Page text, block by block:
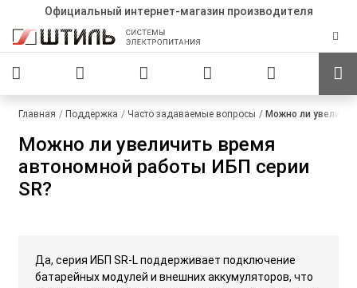
Официальный интернет-магазин производителя
Главная Поддержка Часто задаваемые вопросы Можно ли
Можно ли увеличить время
автономной работы ИБП серии
SR?
Да, серия ИБП SR-L поддерживает подключение
батарейных модулей и внешних аккумуляторов, что